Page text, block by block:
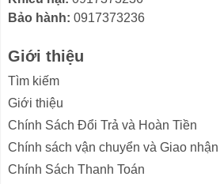
- Khoang lò được làm bằng thép
vệ sinh sạch sau khi dùng.
- Bảng điều khiển nút vặn dễ dàng
với cả người lớn tuổi.
Bảo hành: 0917373236
Giới thiệu
Tìm kiếm
Giới thiệu
Chính Sách Đổi Trả và Hoàn Tiền
Chính sách vận chuyển và Giao nhận
Chính Sách Thanh Toán